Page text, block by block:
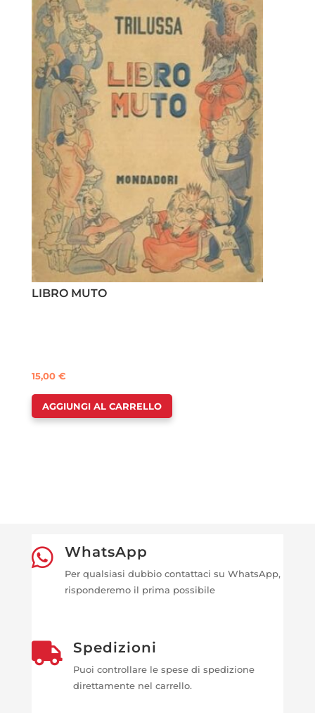
LIBRO MUTO
15,00€
AGGIUNGI AL CARRELLO
 WhatsApp
Per qualsiasi dubbio contattaci su WhatsApp,
risponderemo il prima possibile
 Spedizioni
Puoi controllare le spese di spedizione
direttamente nel carrello.